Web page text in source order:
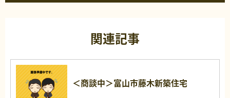
関連記事
＜商談中＞富山市藤木新築住宅